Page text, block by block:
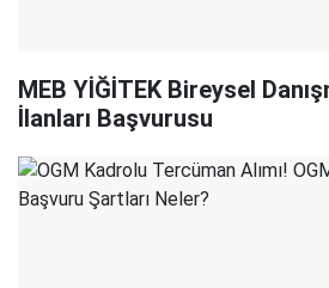
MEB YİĞİTEK Bireysel
İlanları Başvurusu